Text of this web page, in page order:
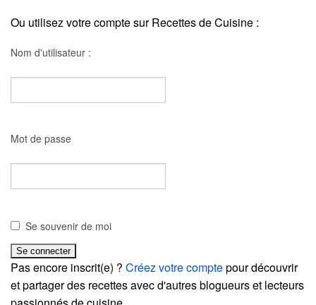
Ou utilisez votre compte sur Recettes de Cuisine :
Nom d'utilisateur :
Mot de passe
Se souvenir de moi
Pas encore inscrit(e) ? Créez votre comptepour découvrir
et partager des recettes avec d'autres blogueurs et lecteurs